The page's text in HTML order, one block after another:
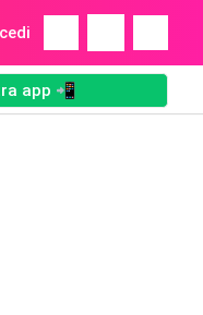
app 📲